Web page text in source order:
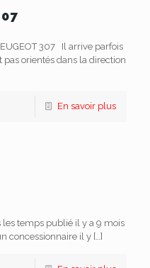
307 Il arrive parfois
orientés dans la direction
En savoir plus
les temps publié il y a 9 mois
concessionnaire il y […]